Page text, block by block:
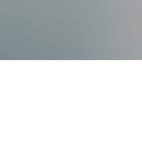
ESG情報索引